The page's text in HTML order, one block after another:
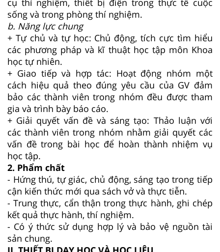
sống và trong phòng thí nghiệm.
b. Năng lực chung
+ Tự chủ và tự học: Chủ động, tích cực tìm hiểu
các phương pháp và kĩ thuật học tập môn Khoa
học tự nhiên.
+ Giao tiếp và hợp tác: Hoạt động nhóm một
cách hiệu quả theo đúng yêu cầu của GV đảm
bảo các thành viên trong nhóm đều được tham
gia và trình bày báo cáo.
+ Giải quyết vấn đề và sáng tạo: Thảo luận với
các thành viên trong nhóm nhằm giải quyết các
vấn đề trong bài học để hoàn thành nhiệm vụ
học tập.
2. Phẩm chất
- Hứng thú, tự giác, chủ động, sáng tạo trong tiếp
cận kiến thức mới qua sách vở và thực tiễn.
- Trung thực, cẩn thận trong thực hành, ghi chép
kết quả thực hành, thí nghiệm.
- Có ý thức sử dụng hợp lý và bảo vệ nguồn tài
sản chung.